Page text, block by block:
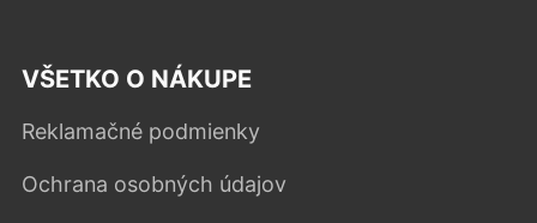
VŠETKO O NÁKUPE
Reklamačné podmienky
Ochrana osobných údajov